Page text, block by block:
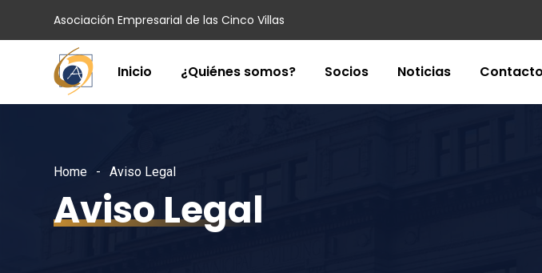
Asociación Empresarial de las Cinco Villas
Inicio ¿Quiénes somos? Socios Noticias Contacto
Home Aviso Legal
Aviso Legal